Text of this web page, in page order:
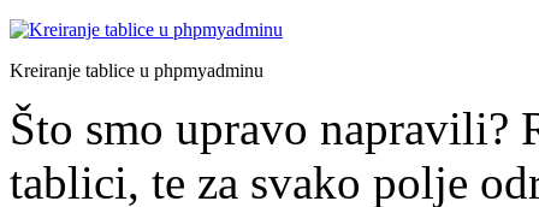
Kreiranje tablice u phpmyadminu
Što smo upravo napravili?
tablici, te za svako polje